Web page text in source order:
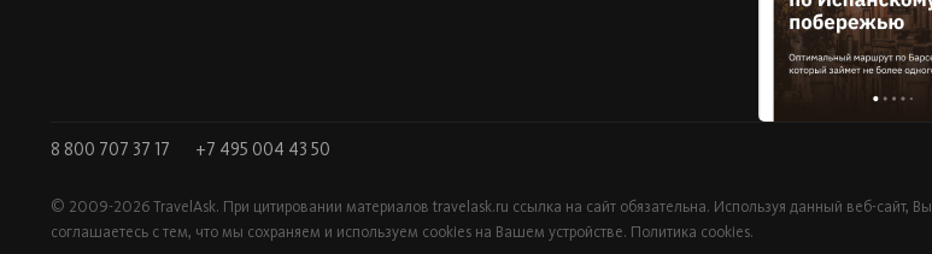
8 800 707 37 17 +7 495 004 43 50
© 2009-2026 TravelAsk. При цитировании материалов travelask.ru ссылка на сайт обязательна. Используя данный веб-сайт, Вы
соглашаетесь с тем, что мы сохраняем и используем cookies на Вашем устройстве. Политика cookies.